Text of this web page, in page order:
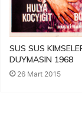
SUS SUS
DUYMASIN 1968
26 Mart 2015